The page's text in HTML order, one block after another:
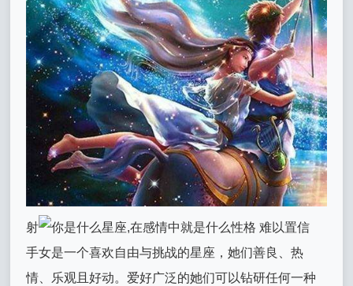
射
手女是一个喜欢自由与挑战的星座，她们善良、热
情、乐观且好动。爱好广泛的她们可以钻研任何一种